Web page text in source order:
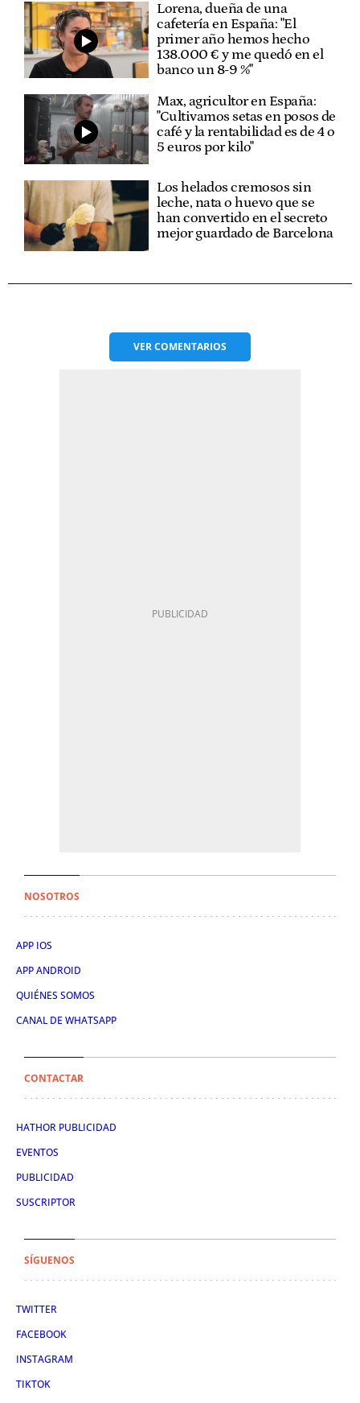
Lorena, dueña de una
cafetería en España: "El
primer año hemos hecho
138.000 € y me quedó en el
banco un 8-9 %"
Max, agricultor en España:
"Cultivamos setas en posos de
café y la rentabilidad es de 4 o
5 euros por kilo"
Los helados cremosos sin
leche, nata o huevo que se
han convertido en el secreto
mejor guardado de Barcelona
VERCOMENTARIOS
NOSOTROS
APP IOS
APP ANDROID
QUIÉNES SOMOS
CANAL DE WHATSAPP
CONTACTAR
HATHOR PUBLICIDAD
EVENTOS
PUBLICIDAD
SUSCRIPTOR
SÍGUENOS
TWITTER
FACEBOOK
INSTAGRAM
TIKTOK